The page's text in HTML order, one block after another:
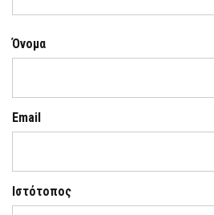
Όνομα
Email
Ιστότοπος